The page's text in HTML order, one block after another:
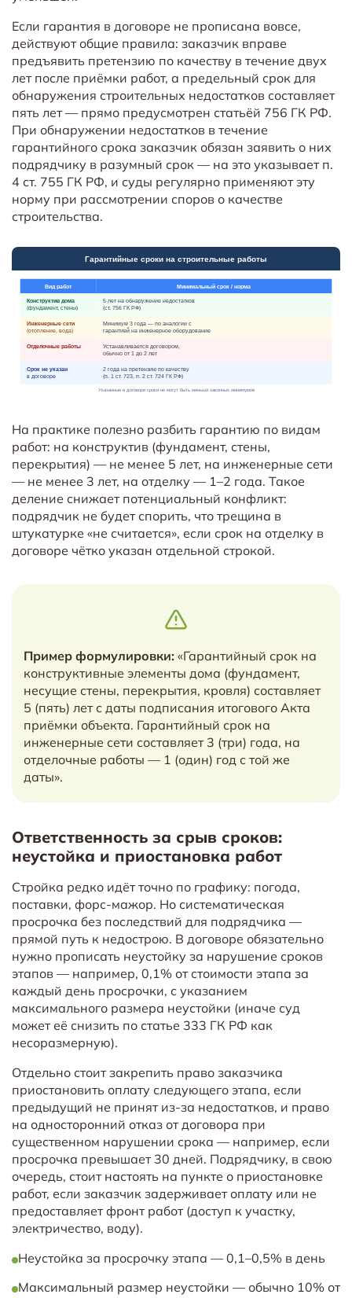
Если гарантия в договоре не прописана вовсе,
действуют общие правила: заказчик вправе
предъявить претензию по качеству в течение двух
лет после приёмки работ, а предельный срок для
обнаружения строительных недостатков составляет
пять лет — прямо предусмотрен статьёй 756 ГК РФ.
При обнаружении недостатков в течение
гарантийного срока заказчик обязан заявить о них
подрядчику в разумный срок — на это указывает п.
4 ст. 755 ГК РФ, и суды регулярно применяют эту
норму при рассмотрении споров о качестве
строительства.
На практике полезно разбить гарантию по видам
работ: на конструктив (фундамент, стены,
перекрытия) — не менее 5 лет, на инженерные сети
— не менее 3 лет, на отделку — 1–2 года. Такое
деление снижает потенциальный конфликт:
подрядчик не будет спорить, что трещина в
штукатурке «не считается», если срок на отделку в
договоре чётко указан отдельной строкой.
Пример формулировки: «Гарантийный срок на
конструктивные элементы дома (фундамент,
несущие стены, перекрытия, кровля) составляет
5 (пять) лет с даты подписания итогового Акта
приёмки объекта. Гарантийный срок на
инженерные сети составляет 3 (три) года, на
отделочные работы — 1 (один) год с той же
даты».
Ответственность за срыв сроков:
неустойка и приостановка работ
Стройка редко идёт точно по графику: погода,
поставки, форс-мажор. Но систематическая
просрочка без последствий для подрядчика —
прямой путь к недострою. В договоре обязательно
нужно прописать неустойку за нарушение сроков
этапов — например, 0,1% от стоимости этапа за
каждый день просрочки, с указанием
максимального размера неустойки (иначе суд
может её снизить по статье 333 ГК РФ как
несоразмерную).
Отдельно стоит закрепить право заказчика
приостановить оплату следующего этапа, если
предыдущий не принят из-за недостатков, и право
на односторонний отказ от договора при
существенном нарушении срока — например, если
просрочка превышает 30 дней. Подрядчику, в свою
очередь, стоит настоять на пункте о приостановке
работ, если заказчик задерживает оплату или не
предоставляет фронт работ (доступ к участку,
электричество, воду).
Неустойка за просрочку этапа — 0,1–0,5% в день
Максимальный размер неустойки — обычно 10% от